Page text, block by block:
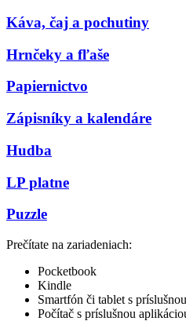
Káva, čaj a pochutiny
Hrnčeky a fľaše
Papiernictvo
Zápisníky a kalendáre
Hudba
LP platne
Puzzle
Prečítate na zariadeniach:
Pocketbook
Kindle
Smartfón či tablet s
Počítač s príslušnou